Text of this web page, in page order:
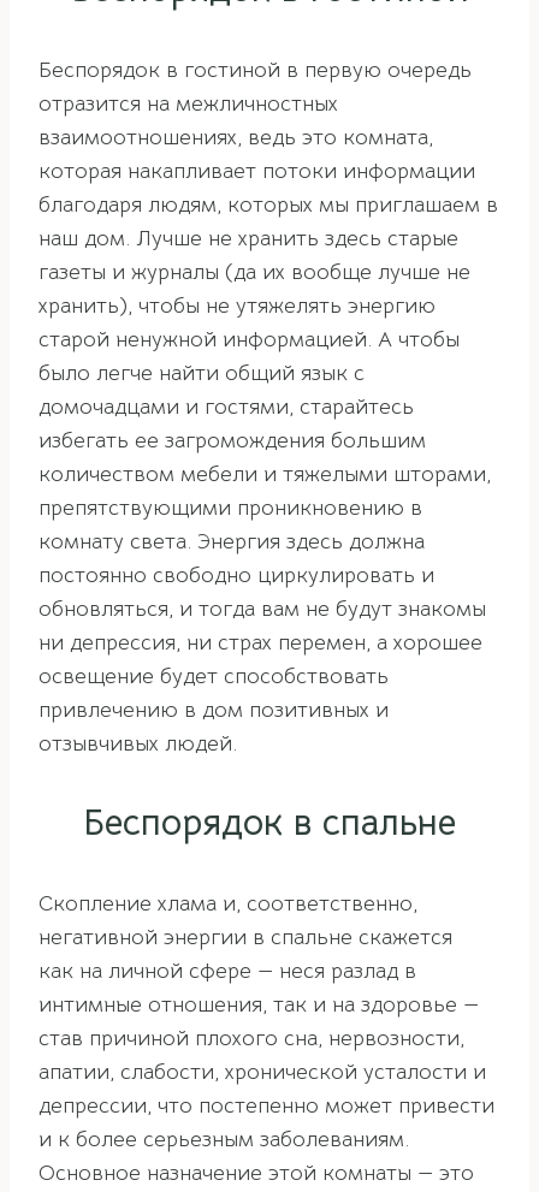
Беспорядок в гостиной в первую очередь
отразится на межличностных
взаимоотношениях, ведь это комната,
которая накапливает потоки информации
благодаря людям, которых мы приглашаем в
наш дом. Лучше не хранить здесь старые
газеты и журналы (да их вообще лучше не
хранить), чтобы не утяжелять энергию
старой ненужной информацией. А чтобы
было легче найти общий язык с
домочадцами и гостями, старайтесь
избегать ее загромождения большим
количеством мебели и тяжелыми шторами,
препятствующими проникновению в
комнату света. Энергия здесь должна
постоянно свободно циркулировать и
обновляться, и тогда вам не будут знакомы
ни депрессия, ни страх перемен, а хорошее
освещение будет способствовать
привлечению в дом позитивных и
отзывчивых людей.
Беспорядок в спальне
Скопление хлама и, соответственно,
негативной энергии в спальне скажется
как на личной сфере — неся разлад в
интимные отношения, так и на здоровье —
став причиной плохого сна, нервозности,
апатии, слабости, хронической усталости и
депрессии, что постепенно может привести
и к более серьезным заболеваниям.
Основное назначение этой комнаты — это